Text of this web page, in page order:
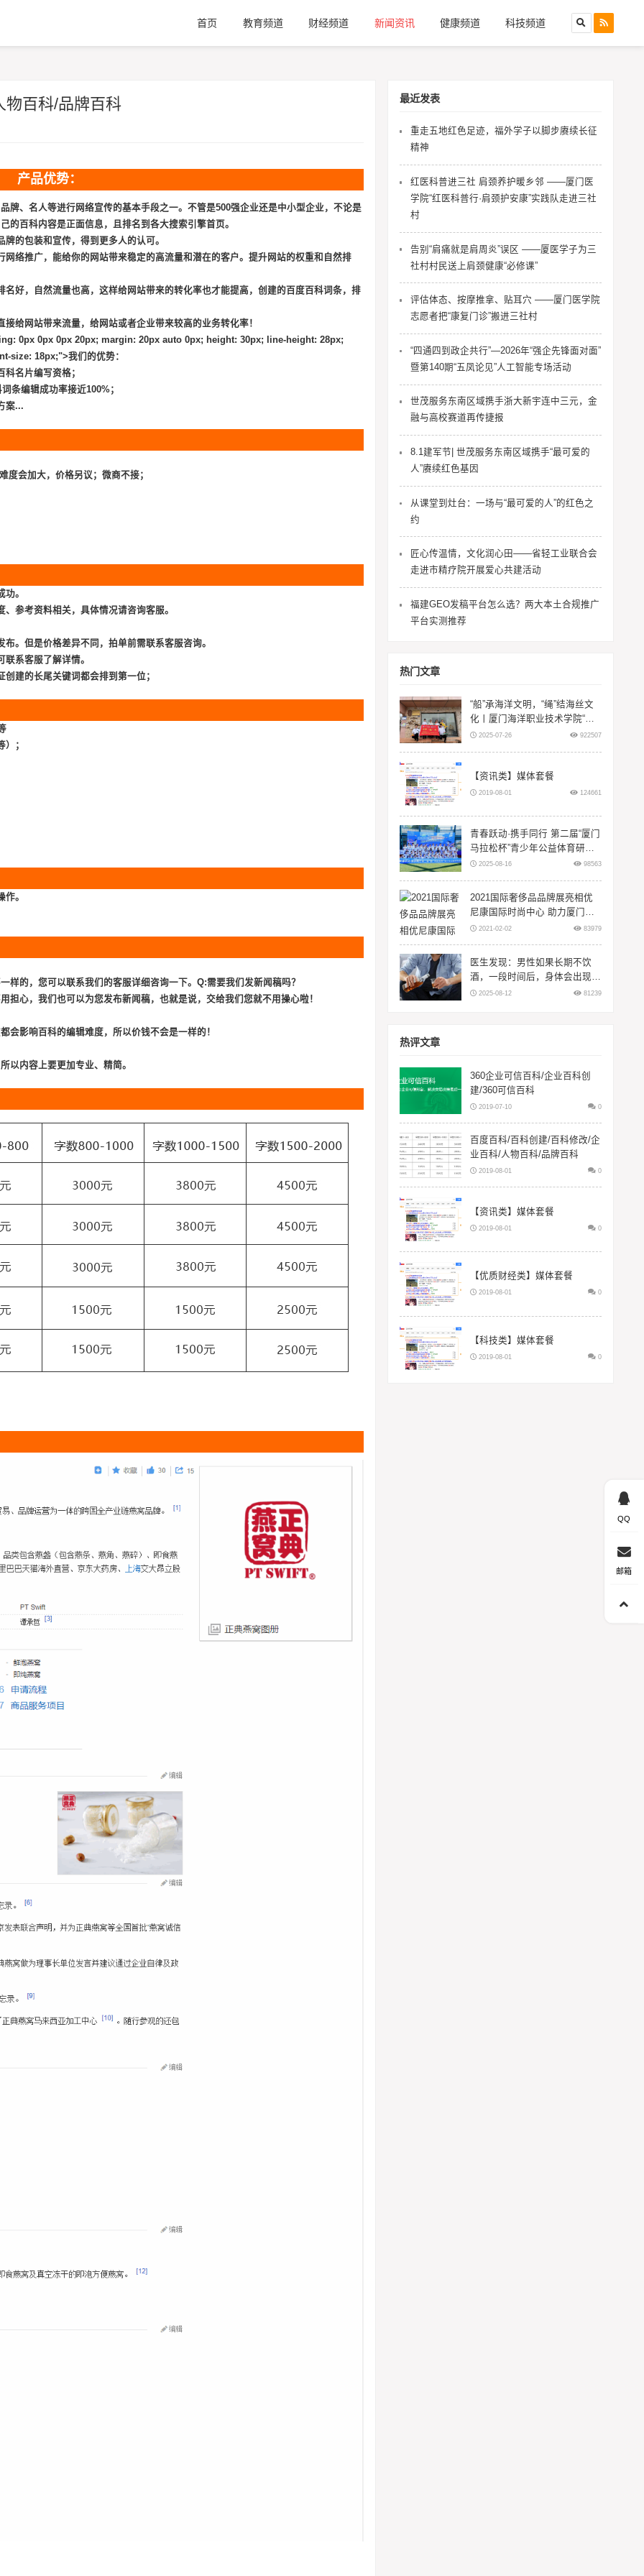
首页 教育频道 财经频道 新闻资讯 健康频道 科技频道
物百科/品牌百科
产品优势：
牌、名人等进行网络宣传的基本手段之一。不管是500强企业还是中小型企业，不论是
的百科内容是正面信息，且排名到各大搜索引擎首页。
的包装和宣传，得到更多人的认可。
络推广，能给你的网站带来稳定的高流量和潜在的客户。提升网站的权重和自然排
好，自然流量也高，这样给网站带来的转化率也才能提高，创建的百度百科词条，排
给网站带来流量，给网站或者企业带来较高的业务转化率！
0px 0px 0px 20px; margin: 20px auto 0px; height: 30px; line-height: 28px;
size: 18px;">我们的优势：
名片编写资格；
条编辑成功率接近100%；
案...
度会加大，价格另议；微商不接；
。
参考资料相关，具体情况请咨询客服。
。但是价格差异不同，拍单前需联系客服咨询。
系客服了解详情。
建的长尾关键词都会排到第一位；
；
。
的，您可以联系我们的客服详细咨询一下。Q:需要我们发新闻稿吗？
心，我们也可以为您发布新闻稿，也就是说，交给我们您就不用操心啦！
会影响百科的编辑难度，所以价钱不会是一样的！
以内容上要更加专业、精简。
最近发表
重走五地红色足迹，福外学子以脚步赓续长征
精神
红医科普进三社 肩颈养护暖乡邻 ——厦门医
学院“红医科普行·肩颈护安康”实践队走进三社
村
告别“肩痛就是肩周炎”误区 ——厦医学子为三
社村村民送上肩颈健康“必修课”
评估体态、按摩推拿、贴耳穴 ——厦门医学院
志愿者把“康复门诊”搬进三社村
“四通四到政企共行”—2026年“强企先锋面对面”
暨第140期“五凤论见”人工智能专场活动
世茂服务东南区域携手浙大新宇连中三元，金
融与高校赛道再传捷报
8.1建军节| 世茂服务东南区域携手“最可爱的
人”赓续红色基因
从课堂到灶台：一场与“最可爱的人”的红色之
约
匠心传温情，文化润心田——省轻工业联合会
走进市精疗院开展爱心共建活动
福建GEO发稿平台怎么选？两大本土合规推广
平台实测推荐
热门文章
“船”承海洋文明，“绳”结海丝文
化丨厦门海洋职业技术学院“闽
智‘船’奇”实践队赴浙江等地开展
2025-07-26 922507
【资讯类】媒体套餐
2019-08-01 124661
青春跃动·携手同行 第二届“厦门
马拉松杯”青少年公益体育研学
活动在翔安大嶝岛扬帆！
2025-08-16 98563
2021国际奢侈品品牌展亮相优
尼康国际时尚中心 助力厦门时
尚升级
2021-02-02 83979
医生发现：男性如果长期不饮
酒，一段时间后，身体会出现5
大变化
2025-08-12 81239
热评文章
360企业可信百科/企业百科创
建/360可信百科
2019-07-10 0
百度百科/百科创建/百科修改/企
业百科/人物百科/品牌百科
2019-08-01 0
【资讯类】媒体套餐
2019-08-01 0
【优质财经类】媒体套餐
2019-08-01 0
【科技类】媒体套餐
2019-08-01 0
QQ
邮箱